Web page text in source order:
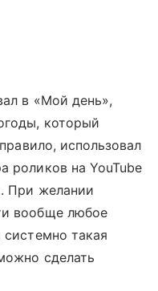
в «Мой день»,
который
использовал
роликов на YouTube
При желании
вообще любое
такая
сделать